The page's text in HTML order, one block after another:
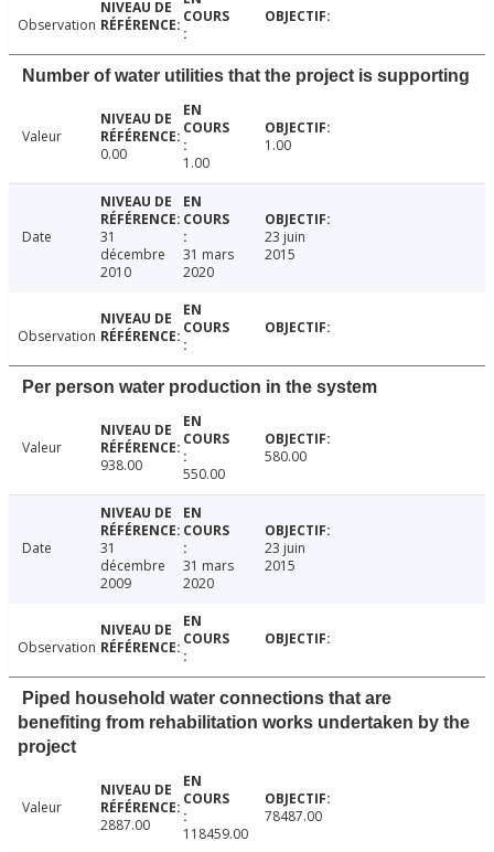
Observation
Number of water utilities that the project is supporting
Valeur
0.00
1.00
1.00
Date
31
décembre
2010
31 mars
2020
23 juin
2015
Observation
Per person water production in the system
Valeur
938.00
550.00
580.00
Date
31
décembre
2009
31 mars
2020
23 juin
2015
Observation
Piped household water connections that are
benefiting from rehabilitation works undertaken by the
project
Valeur
2887.00
118459.00
78487.00